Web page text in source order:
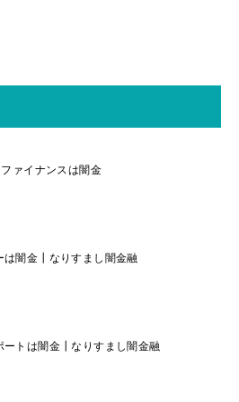
ァイナンスは闇金
は闇金┃なりすまし闇金融
ートは闇金┃なりすまし闇金融